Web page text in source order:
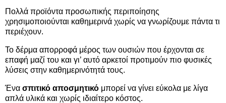
Πολλά προϊόντα προσωπικής περιποίησης
χρησιμοποιούνται καθημερινά χωρίς να γνωρίζουμε πάντα τι
περιέχουν.
Το δέρμα απορροφά μέρος των ουσιών που έρχονται σε
επαφή μαζί του και γι’ αυτό αρκετοί προτιμούν πιο φυσικές
λύσεις στην καθημερινότητά τους.
Ένα σπιτικό αποσμητικό μπορεί να γίνει εύκολα με λίγα
απλά υλικά και χωρίς ιδιαίτερο κόστος.